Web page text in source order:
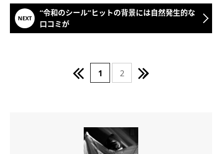
“令和のシール”ヒットの背景には自然発生的な
口コミが
1 2